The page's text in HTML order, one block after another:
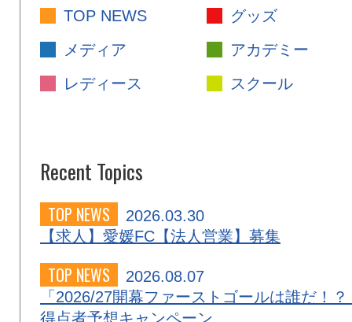
TOP NEWS
グッズ
メディア
アカデミー
レディース
スクール
Recent Topics
TOP NEWS
2026.03.30
【求人】愛媛FC【法人営業】募集
TOP NEWS
2026.08.07
「2026/27開幕ファーストゴールは誰だ！？
得点者予想キャンペーン